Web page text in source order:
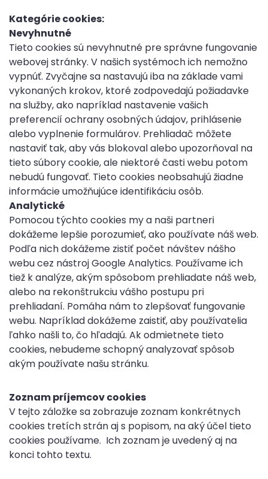
Kategórie cookies:
Nevyhnutné
Tieto cookies sú nevyhnutné pre správne fungovanie
webovej stránky. V našich systémoch ich nemožno
vypnúť. Zvyčajne sa nastavujú iba na základe vami
vykonaných krokov, ktoré zodpovedajú požiadavke
na služby, ako napríklad nastavenie vašich
preferencií ochrany osobných údajov, prihlásenie
alebo vyplnenie formulárov. Prehliadač môžete
nastaviť tak, aby vás blokoval alebo upozorňoval na
tieto súbory cookie, ale niektoré časti webu potom
nebudú fungovať. Tieto cookies neobsahujú žiadne
informácie umožňujúce identifikáciu osôb.
Analytické
Pomocou týchto cookies my a naši partneri
dokážeme lepšie porozumieť, ako používate náš web.
Podľa nich dokážeme zistiť počet návštev nášho
webu cez nástroj Google Analytics. Používame ich
tiež k analýze, akým spôsobom prehliadate náš web,
alebo na rekonštrukciu vášho postupu pri
prehliadaní. Pomáha nám to zlepšovať fungovanie
webu. Napríklad dokážeme zaistiť, aby používatelia
ľahko našli to, čo hľadajú. Ak odmietnete tieto
cookies, nebudeme schopný analyzovať spôsob
akým používate našu stránku.
Zoznam príjemcov cookies
V tejto záložke sa zobrazuje zoznam konkrétnych
cookies tretích strán aj s popisom, na aký účel tieto
cookies používame. Ich zoznam je uvedený aj na
konci tohto textu.